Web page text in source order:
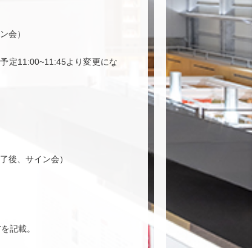
会）
定11:00~11:45より変更にな
後、サイン会）
記載。